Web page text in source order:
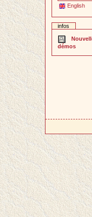
English
infos
démos